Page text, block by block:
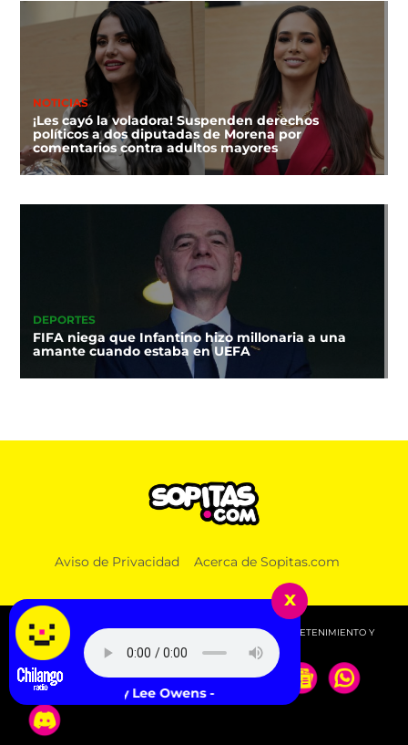
NOTICIAS
¡Les cayó la voladora! Suspenden derechos
políticos a dos diputadas de Morena por
comentarios contra adultos mayores
DEPORTES
FIFA niega que Infantino hizo millonaria a una
amante cuando estaba en UEFA
Aviso de Privacidad Acerca de Sopitas.com
© 2026 SOPITAS.COM - MÚSICA, NOTICIAS, DEPORTES, ENTRETENIMIENTO Y
MÁS!.
x
Kelly Lee Owens - 132 TECHNO